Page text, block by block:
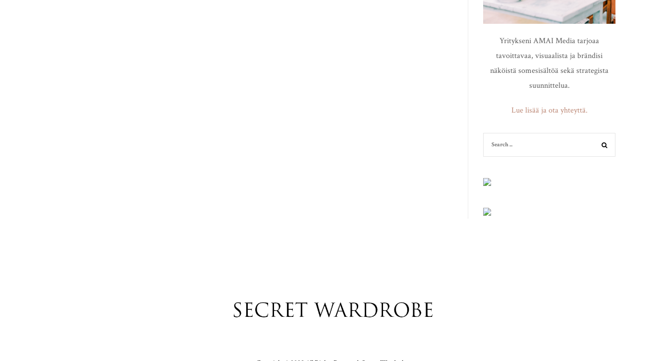
Yritykseni AMAI Media tarjoaa
tavoittavaa, visuaalista ja brändisi
näköistä somesisältöä sekä strategista
suunnittelua.
Lue lisää ja ota yhteyttä.